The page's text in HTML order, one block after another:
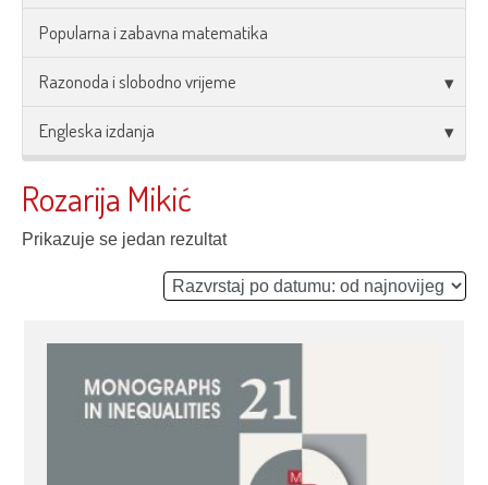
Popularna i zabavna matematika
Razonoda i slobodno vrijeme
Engleska izdanja
Rozarija Mikić
Prikazuje se jedan rezultat